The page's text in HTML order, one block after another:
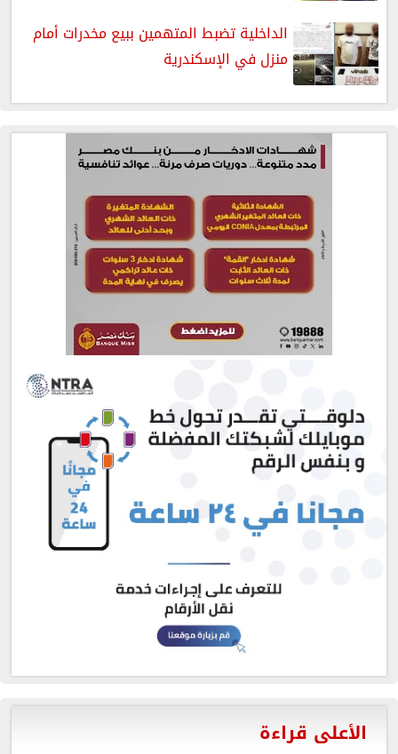
الداخلية تضبط المتهمين ببيع مخدرات أمام
منزل في الإسكندرية
الأعلى قراءة